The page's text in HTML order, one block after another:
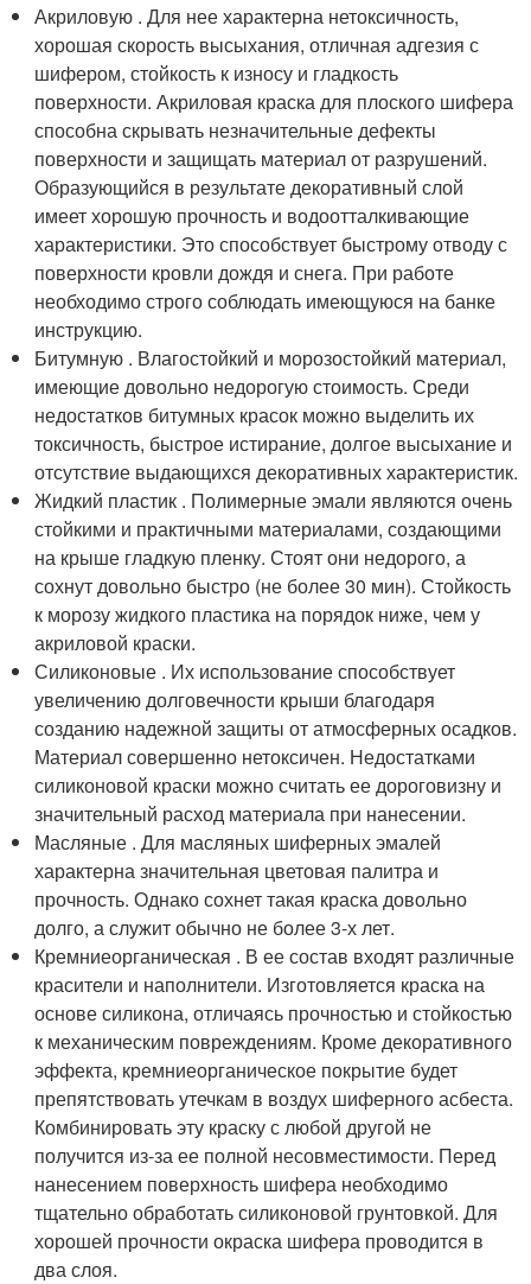
Акриловую . Для нее характерна нетоксичность,
хорошая скорость высыхания, отличная адгезия с
шифером, стойкость к износу и гладкость
поверхности. Акриловая краска для плоского шифера
способна скрывать незначительные дефекты
поверхности и защищать материал от разрушений.
Образующийся в результате декоративный слой
имеет хорошую прочность и водоотталкивающие
характеристики. Это способствует быстрому отводу с
поверхности кровли дождя и снега. При работе
необходимо строго соблюдать имеющуюся на банке
инструкцию.
Битумную . Влагостойкий и морозостойкий материал,
имеющие довольно недорогую стоимость. Среди
недостатков битумных красок можно выделить их
токсичность, быстрое истирание, долгое высыхание и
отсутствие выдающихся декоративных характеристик.
Жидкий пластик . Полимерные эмали являются очень
стойкими и практичными материалами, создающими
на крыше гладкую пленку. Стоят они недорого, а
сохнут довольно быстро (не более 30 мин). Стойкость
к морозу жидкого пластика на порядок ниже, чем у
акриловой краски.
Силиконовые . Их использование способствует
увеличению долговечности крыши благодаря
созданию надежной защиты от атмосферных осадков.
Материал совершенно нетоксичен. Недостатками
силиконовой краски можно считать ее дороговизну и
значительный расход материала при нанесении.
Масляные . Для масляных шиферных эмалей
характерна значительная цветовая палитра и
прочность. Однако сохнет такая краска довольно
долго, а служит обычно не более 3-х лет.
Кремниеорганическая . В ее состав входят различные
красители и наполнители. Изготовляется краска на
основе силикона, отличаясь прочностью и стойкостью
к механическим повреждениям. Кроме декоративного
эффекта, кремниеорганическое покрытие будет
препятствовать утечкам в воздух шиферного асбеста.
Комбинировать эту краску с любой другой не
получится из-за ее полной несовместимости. Перед
нанесением поверхность шифера необходимо
тщательно обработать силиконовой грунтовкой. Для
хорошей прочности окраска шифера проводится в
два слоя.